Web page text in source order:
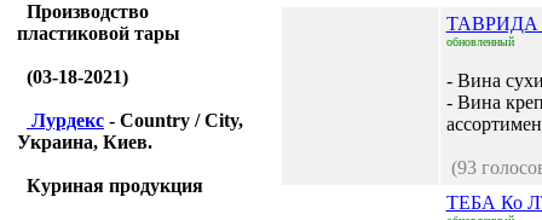
Производство
пластиковой тары
(03-18-2021)
Лурдекс - Country / City,
Украина, Киев.
Куриная продукция
обновленный
- Вина
- Вина
(93
ТЕБА Ко